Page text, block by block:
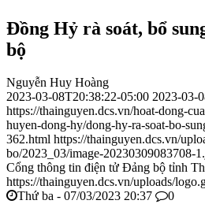
Đồng Hỷ rà soát, bổ
bộ
Nguyễn Huy Hoàng
2023-03-08T20:38:22-05:00 2023-03-
https://thainguyen.dcs.vn/hoat-dong-
huyen-dong-hy/dong-hy-ra-soat-bo-
362.html https://thainguyen.dcs.vn/
bo/2023_03/image-20230309083708-
Cổng thông tin điện tử Đảng bộ tỉnh
https://thainguyen.dcs.vn/uploads/
Thứ ba - 07/03/2023 20:37
0